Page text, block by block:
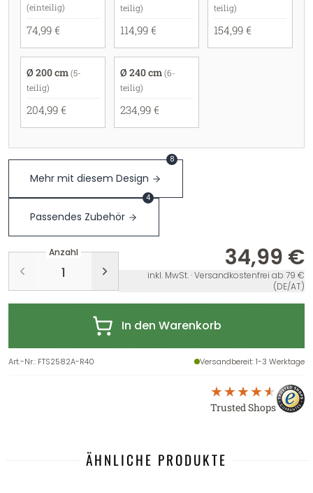
(einteilig)
74,99 €
teilig)
114,99 €
teilig)
154,99 €
Ø 200 cm (5-
teilig)
204,99 €
Ø 240 cm (6-
teilig)
234,99 €
Mehr mit diesem Design
8
Passendes Zubehör
4
Anzahl 34,99 €
inkl. MwSt. · Versandkostenfrei ab 79 €
(DE/AT)
In den Warenkorb
Art.-Nr.: FTS2582A-R40 Versandbereit: 1-3 Werktage
Trusted Shops
ÄHNLICHE PRODUKTE